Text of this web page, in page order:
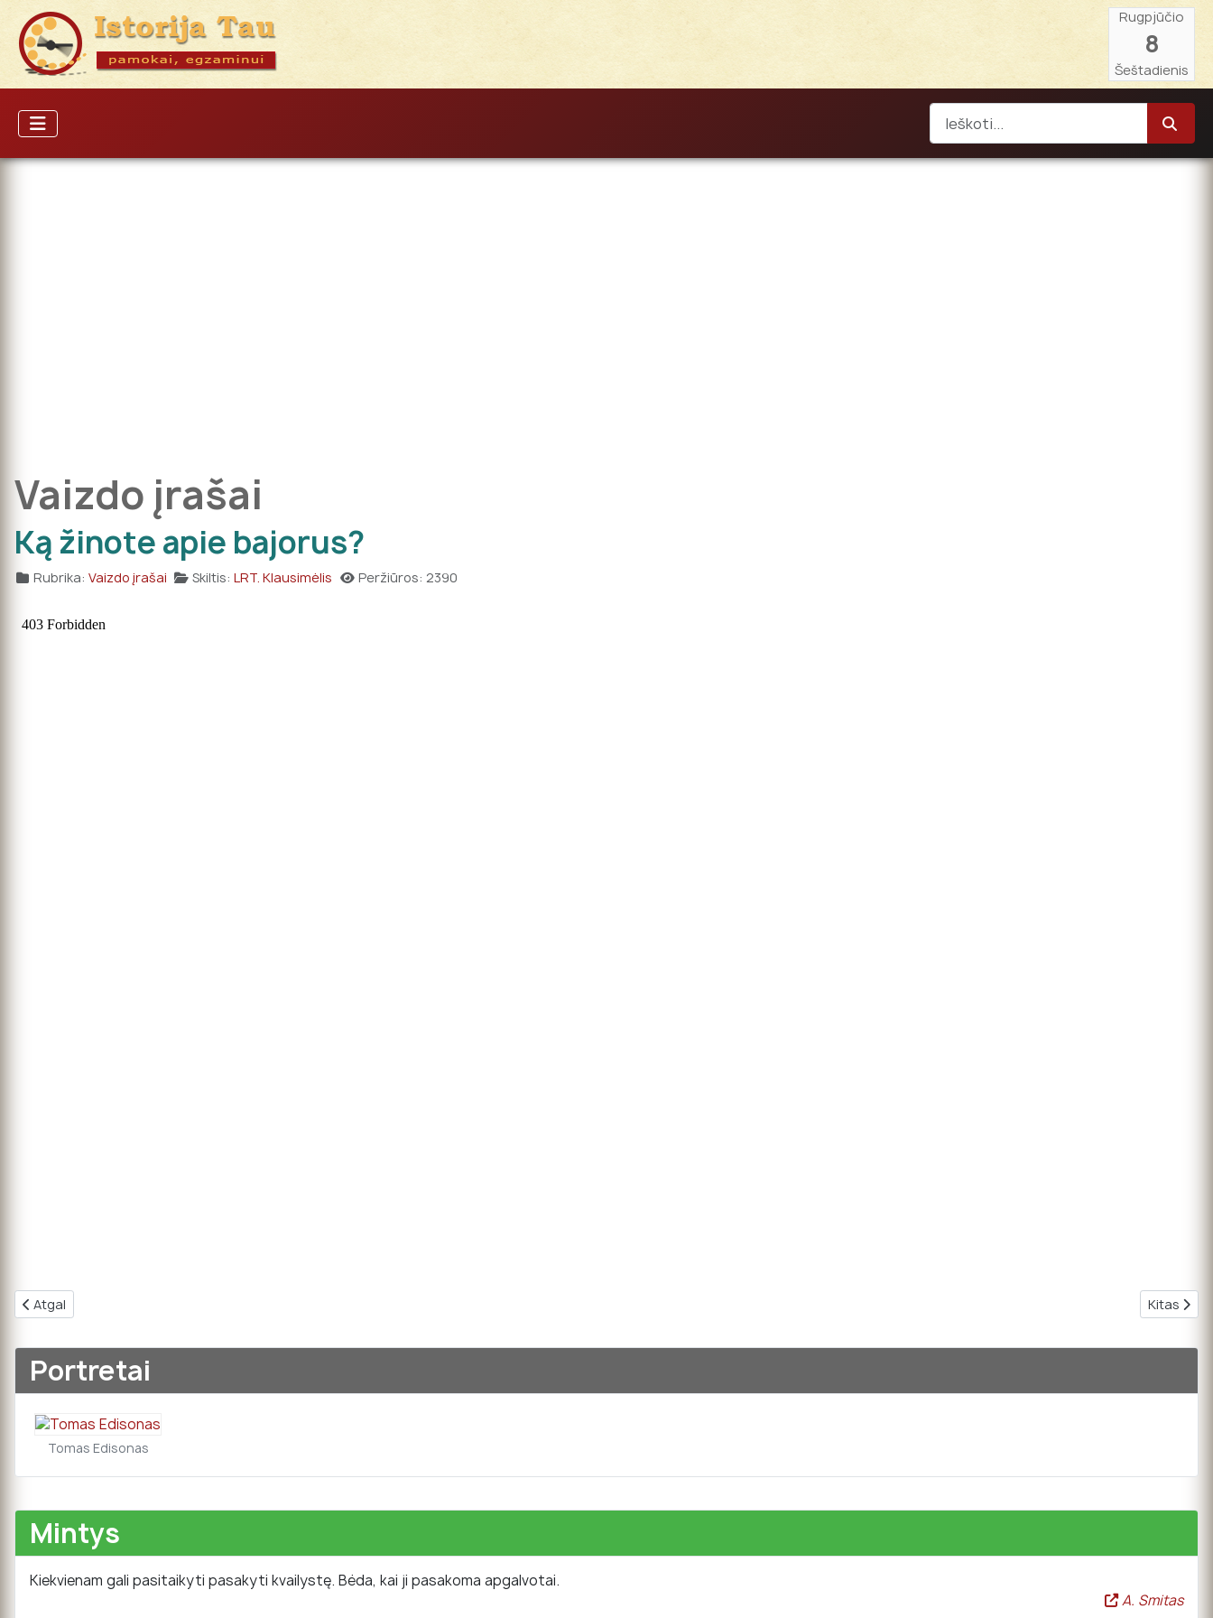
Rugpjūčio
8
Šeštadienis
Vaizdo įrašai
Ką žinote apie bajorus?
Rubrika: Vaizdo įrašai Skiltis: LRT. Klausimėlis Peržiūros: 2390
Ankstesnis straipsnis: Ką girdėjote apie M. Koperniką?
Atgal Kitas
Kitas
Portretai
Tomas Edisonas
Mintys
Kiekvienam gali pasitaikyti pasakyti kvailystę. Bėda, kai ji pasakoma apgalvotai.
A. Smitas